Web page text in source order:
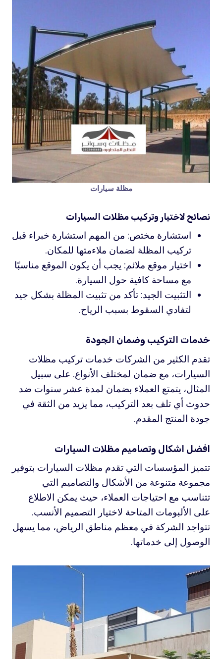
مظلة سيارات
نصائح لاختيار وتركيب مظلات السيارات
استشارة مختص: من المهم استشارة خبراء قبل
تركيب المظلة لضمان ملاءمتها للمكان.
اختيار موقع ملائم: يجب أن يكون الموقع مناسبًا
مع مساحة كافية حول السيارة.
التثبيت الجيد: تأكد من تثبيت المظلة بشكل جيد
لتفادي السقوط بسبب الرياح.
خدمات التركيب وضمان الجودة
تقدم الكثير من الشركات خدمات تركيب مظلات
السيارات، مع ضمان لمختلف الأنواع. على سبيل
المثال، يتمتع العملاء بضمان لمدة عشر سنوات ضد
حدوث أي تلف بعد التركيب، مما يزيد من الثقة في
جودة المنتج المقدم.
افضل اشكال وتصاميم مظلات السيارات
تتميز المؤسسات التي تقدم مظلات السيارات بتوفير
مجموعة متنوعة من الأشكال والتصاميم التي
تتناسب مع احتياجات العملاء، حيث يمكن الاطلاع
على الألبومات المتاحة لاختيار التصميم الأنسب.
تتواجد الشركة في معظم مناطق الرياض، مما يسهل
الوصول إلى خدماتها.